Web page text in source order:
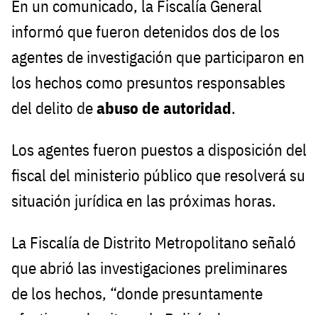
En un comunicado, la Fiscalía General
informó que fueron detenidos dos de los
agentes de investigación que participaron en
los hechos como presuntos responsables
del delito deabuso de autoridad.
Los agentes fueron puestos a disposición del
fiscal del ministerio público que resolverá su
situación jurídica en las próximas horas.
La Fiscalía de Distrito Metropolitano señaló
que abrió las investigaciones preliminares
de los hechos, “donde presuntamente